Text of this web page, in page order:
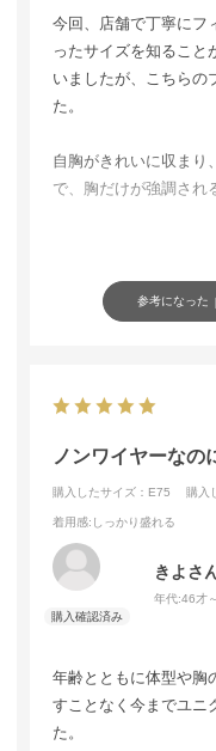
今回、店舗で丁寧にフ
ったサイズを知ること
いましたが、こちらの
た。
自胸がきれいに収まり
で、胸だけが強調され
てくれるのに苦しく
触りがよく、暑い季
くださった店員さんに
ットがとても気に入っ
入したいと思います。
参考になった
ノンワイヤーなの
購入したサイズ：E75 購入
着用感:しっかり盛れる
きよさ
年代:46才
年齢とともに体型や胸
すことなく今までユニ
た。